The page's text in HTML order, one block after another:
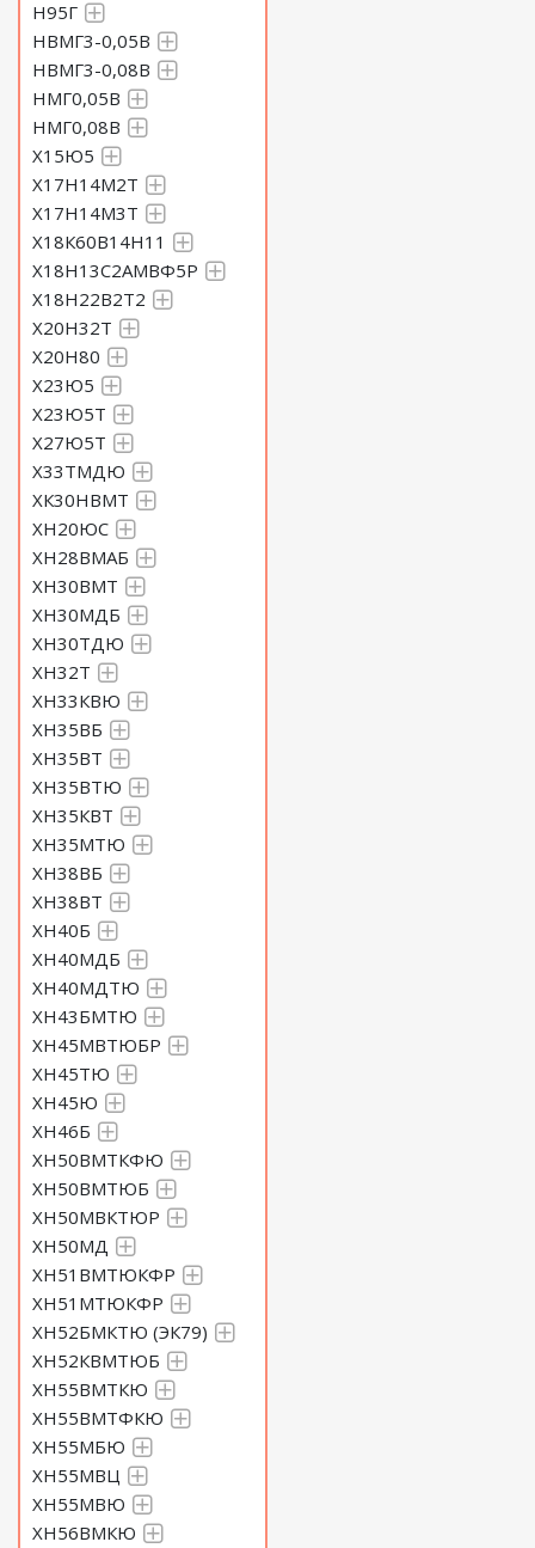
Н95Г
НВМГ3-0,05В
НВМГ3-0,08В
НМГ0,05В
НМГ0,08В
Х15Ю5
Х17Н14М2Т
Х17Н14М3Т
Х18К60В14Н11
Х18Н13С2АМВФ5Р
Х18Н22В2Т2
Х20Н32Т
Х20Н80
Х23Ю5
Х23Ю5Т
Х27Ю5Т
Х33ТМДЮ
ХК30НВМТ
ХН20ЮС
ХН28ВМАБ
ХН30ВМТ
ХН30МДБ
ХН30ТДЮ
ХН32Т
ХН33КВЮ
ХН35ВБ
ХН35ВТ
ХН35ВТЮ
ХН35КВТ
ХН35МТЮ
ХН38ВБ
ХН38ВТ
ХН40Б
ХН40МДБ
ХН40МДТЮ
ХН43БМТЮ
ХН45МВТЮБР
ХН45ТЮ
ХН45Ю
ХН46Б
ХН50ВМТКФЮ
ХН50ВМТЮБ
ХН50МВКТЮР
ХН50МД
ХН51ВМТЮКФР
ХН51МТЮКФР
ХН52БМКТЮ (ЭК79)
ХН52КВМТЮБ
ХН55ВМТКЮ
ХН55ВМТФКЮ
ХН55МБЮ
ХН55МВЦ
ХН55МВЮ
ХН56ВМКЮ